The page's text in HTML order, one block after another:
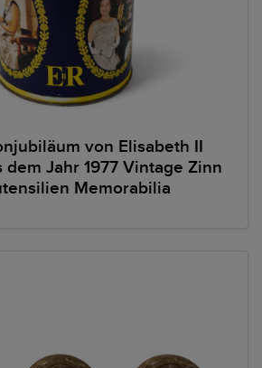
von Elisabeth II
dem Jahr 1977 Vintage Zinn
Memorabilia